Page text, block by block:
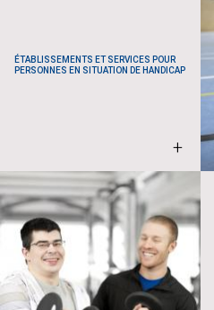
ÉTABLISSEMENTS ET SERVICES POUR
PERSONNES EN SITUATION DE HANDICAP
+